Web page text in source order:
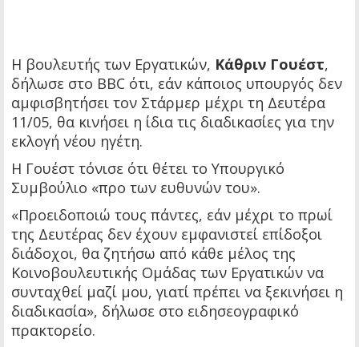
Η βουλευτής των Εργατικών, Κάθριν Γουέστ,
δήλωσε στο BBC ότι, εάν κάποιος υπουργός δεν
αμφισβητήσει τον Στάρμερ μέχρι τη Δευτέρα
11/05, θα κινήσει η ίδια τις διαδικασίες για την
εκλογή νέου ηγέτη.
Η Γουέστ τόνισε ότι θέτει το Υπουργικό
Συμβούλιο «προ των ευθυνών του».
«Προειδοποιώ τους πάντες, εάν μέχρι το πρωί
της Δευτέρας δεν έχουν εμφανιστεί επίδοξοι
διάδοχοι, θα ζητήσω από κάθε μέλος της
Κοινοβουλευτικής Ομάδας των Εργατικών να
συνταχθεί μαζί μου, γιατί πρέπει να ξεκινήσει η
διαδικασία», δήλωσε στο ειδησεογραφικό
πρακτορείο.